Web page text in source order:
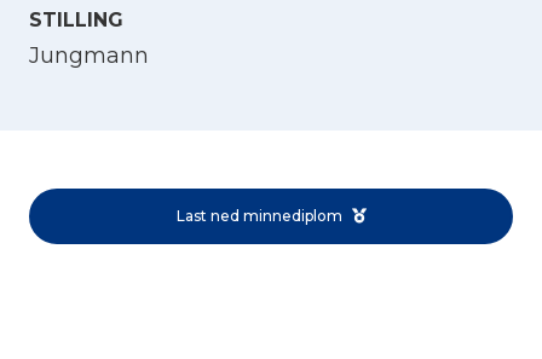
STILLING
Jungmann
Last ned minnediplom